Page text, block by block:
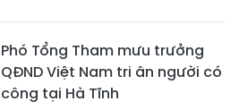
Phó Tổng Tham mưu trưởng
QĐND Việt Nam tri ân người có
công tại Hà Tĩnh